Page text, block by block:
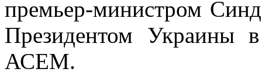
премьер-министром
Президентом Украины
АСЕМ.